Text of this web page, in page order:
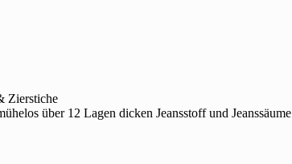
Zierstiche
über 12 Lagen dicken Jeansstoff und Jeanssäume